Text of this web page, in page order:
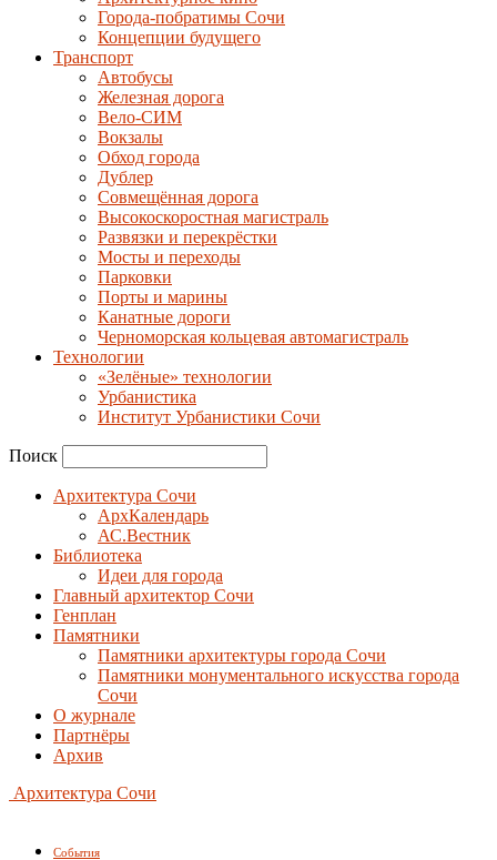
Города-побратимы Сочи
Концепции будущего
Транспорт
Автобусы
Железная дорога
Вело-СИМ
Вокзалы
Обход города
Дублер
Совмещённая дорога
Высокоскоростная магистраль
Развязки и перекрёстки
Мосты и переходы
Парковки
Порты и марины
Канатные дороги
Черноморская кольцевая автомагистраль
Технологии
«Зелёные» технологии
Урбанистика
Институт Урбанистики Сочи
Поиск
Архитектура Сочи
АрхКалендарь
АС.Вестник
Библиотека
Идеи для города
Главный архитектор Сочи
Генплан
Памятники
Памятники архитектуры города Сочи
Памятники монументального искусства города
Сочи
О журнале
Партнёры
Архив
Архитектура Сочи
События